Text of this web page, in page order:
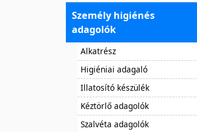
Személy higiénés
adagolók
Alkatrész
Higiéniai adagaló
Illatosító készülék
Kéztörlő adagolók
Szalvéta adagolók